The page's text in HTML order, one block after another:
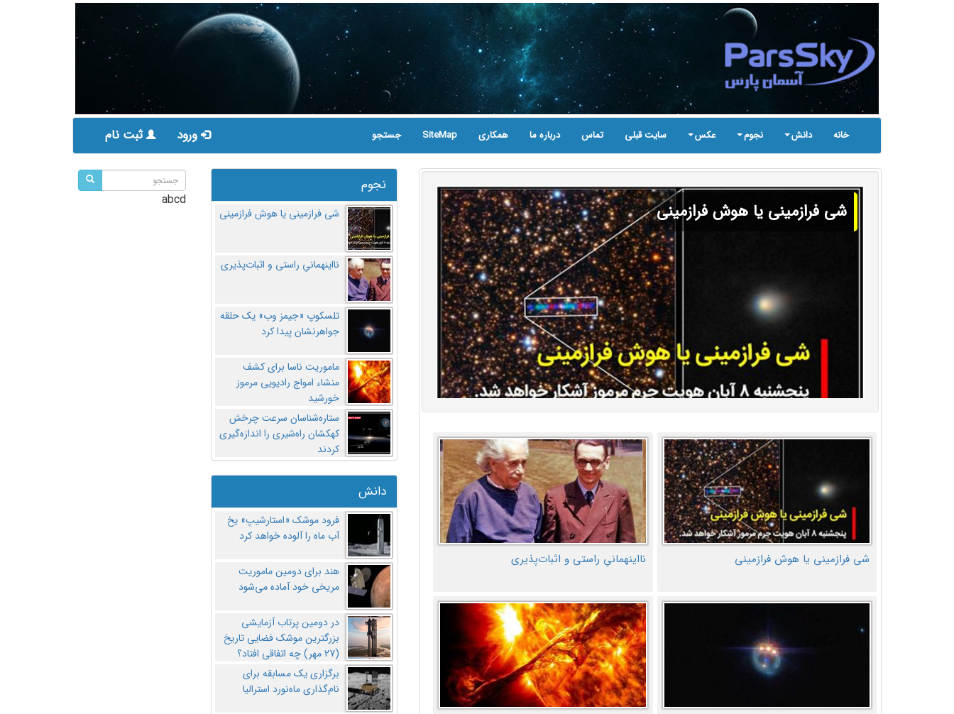
خانه دانش نجوم عکس سایت قبلی تماس درباره ما همکاری SiteMap جستجو ورود ثبت نام
شی فرازمینی یا هوش فرازمینی
شی فرازمینی یا هوش فرازمینی نااینهمانیِ راستی و اثبات‌پذیری
نجوم
شی فرازمینی یا هوش فرازمینی
نااینهمانیِ راستی و اثبات‌پذیری
تلسکوپ «جیمز وب» یک حلقه
جواهرنشان پیدا کرد
ماموریت ناسا برای کشف
منشاء امواج رادیویی مرموز
خورشید
ستاره‌شناسان سرعت چرخش
کهکشان راه‌شیری را اندازه‌گیری
کردند
دانش
فرود موشک «استارشیپ» یخ
آب ماه را آلوده خواهد کرد
هند برای دومین ماموریت
مریخی خود آماده می‌شود
در دومین پرتاب آزمایشی
بزرگترین موشک فضایی تاریخ
(27 مهر‌) چه اتفاقی افتاد؟
برگزاری یک مسابقه برای
نام‌گذاری ماه‌نورد استرالیا
abcd